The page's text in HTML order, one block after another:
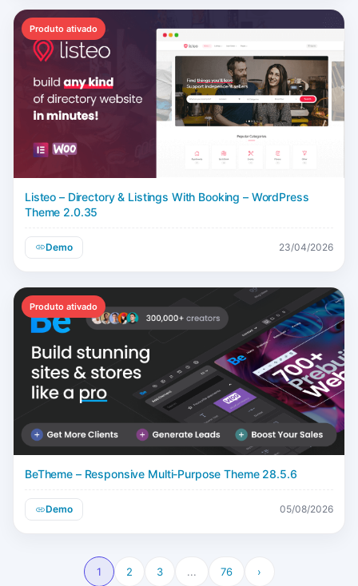
Produto ativado
Listeo – Directory & Listings With Booking – WordPress
Theme 2.0.35
Demo 23/04/2026
Produto ativado
BeTheme – Responsive Multi-Purpose Theme 28.5.6
Demo 05/08/2026
1 2 3 ... 76 ›